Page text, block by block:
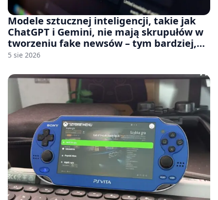
Modele sztucznej inteligencji, takie jak
ChatGPT i Gemini, nie mają skrupułów w
tworzeniu fake newsów – tym bardziej,
jeśli rozmawiasz z nimi po polsku
5 sie 2026